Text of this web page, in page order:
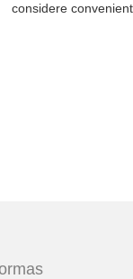
considere